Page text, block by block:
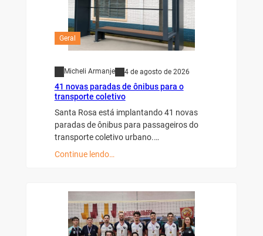
Geral
Micheli Armanje 4 de agosto de 2026
41 novas paradas de ônibus para o
transporte coletivo
Santa Rosa está implantando 41 novas
paradas de ônibus para passageiros do
transporte coletivo urbano.…
Continue lendo…